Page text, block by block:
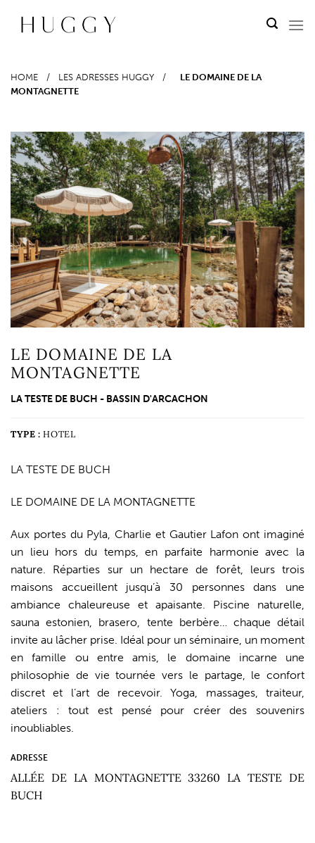
HOME / LES ADRESSES HUGGY /
LE DOMAINE DE LA
MONTAGNETTE
LE DOMAINE DE LA
MONTAGNETTE
LA TESTE DE BUCH - BASSIN D'ARCACHON
TYPE : HOTEL
LA TESTE DE BUCH
LE DOMAINE DE LA MONTAGNETTE
Aux portes du Pyla, Charlie et Gautier Lafon ont imaginé
un lieu hors du temps, en parfaite harmonie avec la
nature. Réparties sur un hectare de forêt, leurs trois
maisons accueillent jusqu’à 30 personnes dans une
ambiance chaleureuse et apaisante. Piscine naturelle,
sauna estonien, brasero, tente berbère… chaque détail
invite au lâcher prise. Idéal pour un séminaire, un moment
en famille ou entre amis, le domaine incarne une
philosophie de vie tournée vers le partage, le confort
discret et l’art de recevoir. Yoga, massages, traiteur,
ateliers : tout est pensé pour créer des souvenirs
inoubliables.
ADRESSE
ALLÉE DE LA MONTAGNETTE 33260 LA TESTE DE
BUCH